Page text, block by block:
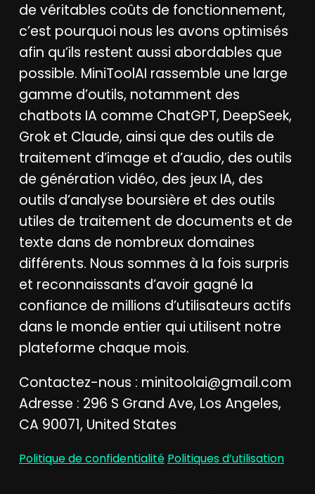
de véritables coûts de fonctionnement,
c’est pourquoi nous les avons optimisés
afin qu’ils restent aussi abordables que
possible. MiniToolAI rassemble une large
gamme d’outils, notamment des
chatbots IA comme ChatGPT, DeepSeek,
Grok et Claude, ainsi que des outils de
traitement d’image et d’audio, des outils
de génération vidéo, des jeux IA, des
outils d’analyse boursière et des outils
utiles de traitement de documents et de
texte dans de nombreux domaines
différents. Nous sommes à la fois surpris
et reconnaissants d’avoir gagné la
confiance de millions d’utilisateurs actifs
dans le monde entier qui utilisent notre
plateforme chaque mois.
Contactez-nous : minitoolai@gmail.com
Adresse : 296 S Grand Ave, Los Angeles,
CA 90071, United States
Politique de confidentialité Politiques d’utilisation